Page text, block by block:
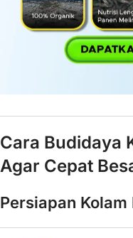
Cara Budidaya
Agar Cepat
Persiapan